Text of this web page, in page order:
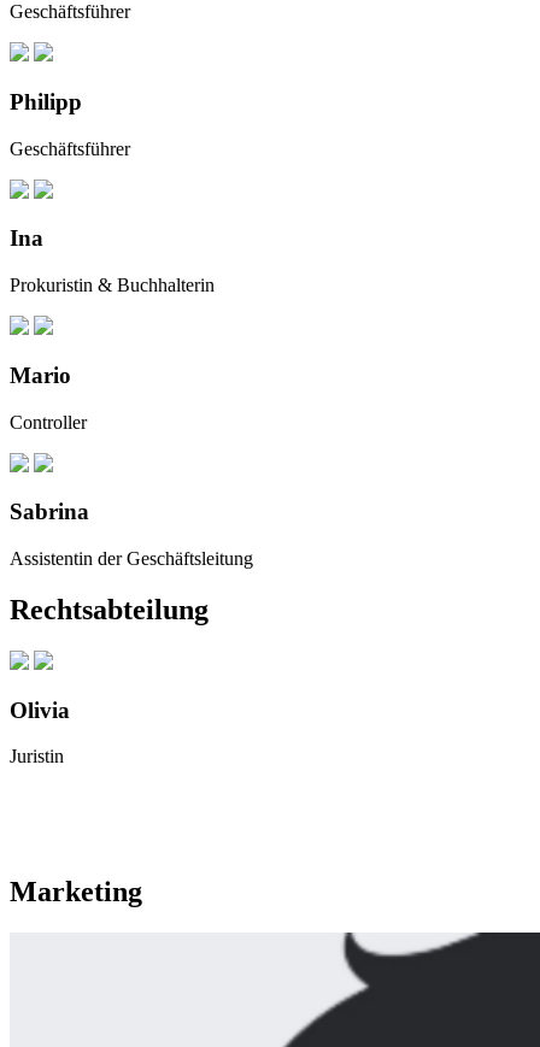
Geschäftsführer
Philipp
Geschäftsführer
Ina
Prokuristin & Buchhalterin
Mario
Controller
Sabrina
Assistentin der Geschäftsleitung
Rechtsabteilung
Olivia
Juristin
Marketing